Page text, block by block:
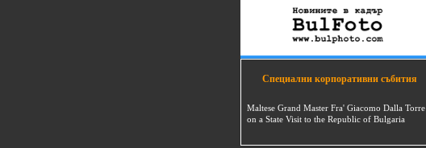
Специални корпоративни събития
Maltese Grand Master Fra' Giacomo Dalla Torre
on a State Visit to the Republic of Bulgaria